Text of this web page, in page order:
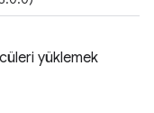
yüklemek